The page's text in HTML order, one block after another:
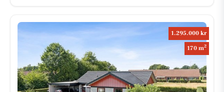
1.295.000 kr
170 m2